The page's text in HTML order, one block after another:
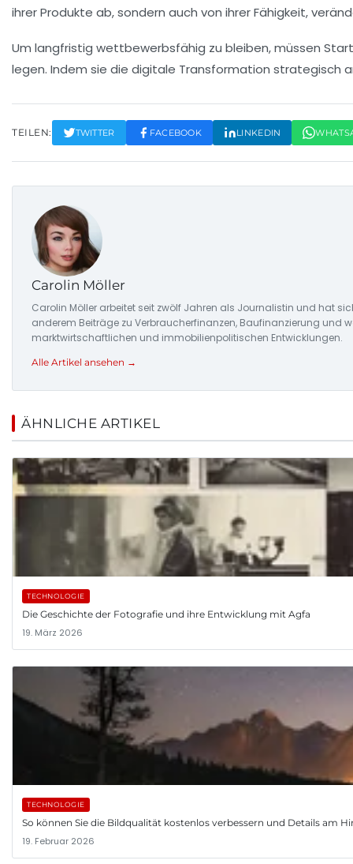
ihrer Produkte ab, sondern auch von ihrer Fähigkeit,
Um langfristig wettbewerbsfähig zu bleiben, müssen
legen. Indem sie die digitale Transformation strategisch
TEILEN: TWITTER FACEBOOK LINKEDIN
Carolin Möller
Carolin Möller arbeitet seit zwölf Jahren als Journalistin und hat
anderem Beiträge zu Verbraucherfinanzen, Baufinanzierung und
marktwirtschaftlichen und immobilienpolitischen Entwicklungen.
Alle Artikel ansehen →
ÄHNLICHE ARTIKEL
TECHNOLOGIE
Die Geschichte der Fotografie und ihre Entwicklung mit Agfa
19. März 2026
TECHNOLOGIE
So können Sie die Bildqualität kostenlos verbessern und Details am
19. Februar 2026